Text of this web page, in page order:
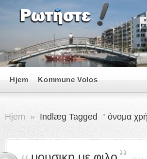
Hjem Kommune Volos
Hjem » Indlæg Tagged " όνομα